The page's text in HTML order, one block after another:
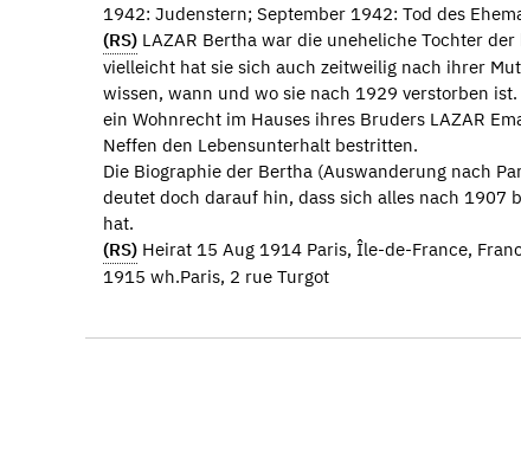
1942: Judenstern; September 1942: Tod des
(RS) LAZAR Bertha war die uneheliche Tochter der
vielleicht hat sie sich auch zeitweilig nach ihrer
wissen, wann und wo sie nach 1929 verstorben
ein Wohnrecht im Hauses ihres Bruders LAZAR
Neffen den Lebensunterhalt bestritten.
Die Biographie der Bertha (Auswanderung nach
deutet doch darauf hin, dass sich alles nach 1907
hat.
(RS) Heirat 15 Aug 1914 Paris, Île-de-France,
1915 wh.Paris, 2 rue Turgot